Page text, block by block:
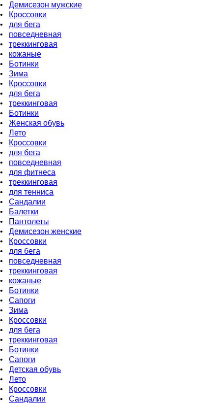
• Демисезон мужские
•
Кроссовки
• для бега
• повседневная
• треккинговая
• кожаные
•
Ботинки
• Зима
•
Кроссовки
• для бeга
• треккинговая
•
Ботинки
• Женская обувь
• Лето
•
Кроссовки
• для бега
• повседневная
• для фитнеса
• треккинговая
• для тенниса
• Сандалии
•
Балетки
•
Пантолеты
• Демисезон женские
•
Кроссовки
• для бега
• повседневная
• треккинговая
• кожаные
•
Бoтинки
• Сапоги
• Зима
•
Кроссовки
• для бега
• треккинговая
•
Ботинки
• Сапоги
• Детская обувь
• Летo
•
Кроссовки
• Сандалии